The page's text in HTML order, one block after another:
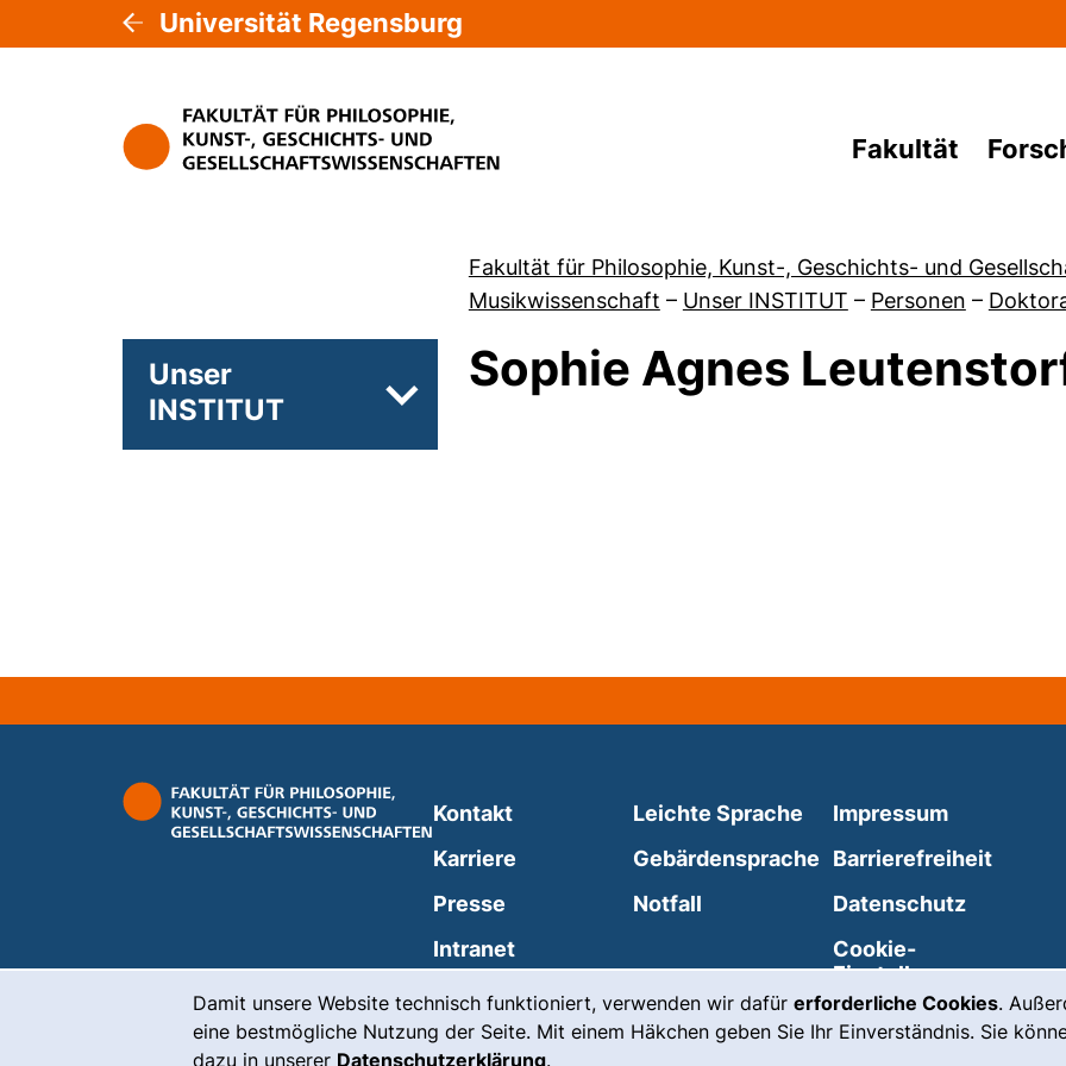
Damit unsere Website technisch funktioniert, verwenden wir dafür erforderliche Cookies.
eine bestmögliche Nutzung der Seite. Mit einem Häkchen geben Sie Ihr Einverständnis. Sie
dazu in unserer Datenschutzerklärung.
Universität Regensburg
Fakultät
Fakultät für Philosophie, Kunst-, Geschichts- und
Musikwissenschaft – Unser INSTITUT – Personen –
Unser
INSTITUT
Unterseiten von Personen
Sophie Agnes
Kontakt
Karriere
Presse
Intranet(externer Link, öffnet neues Fenster)
Leichte Sprache
Gebärdensprache
Notfall (externer Link, öffnet neues
Impressum
Barrierefreiheit
Datenschutz
Cookie-
Einstellungen